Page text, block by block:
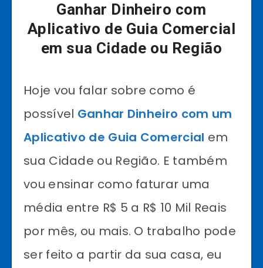
Ganhar Dinheiro com
Aplicativo de Guia Comercial
em sua Cidade ou Região
Hoje vou falar sobre como é
possível Ganhar Dinheiro com um
Aplicativo de Guia Comercial em
sua Cidade ou Região. E também
vou ensinar como faturar uma
média entre R$ 5 a R$ 10 Mil Reais
por mês, ou mais. O trabalho pode
ser feito a partir da sua casa, eu